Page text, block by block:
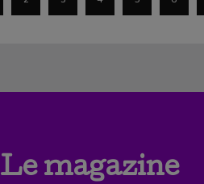
Le magazine